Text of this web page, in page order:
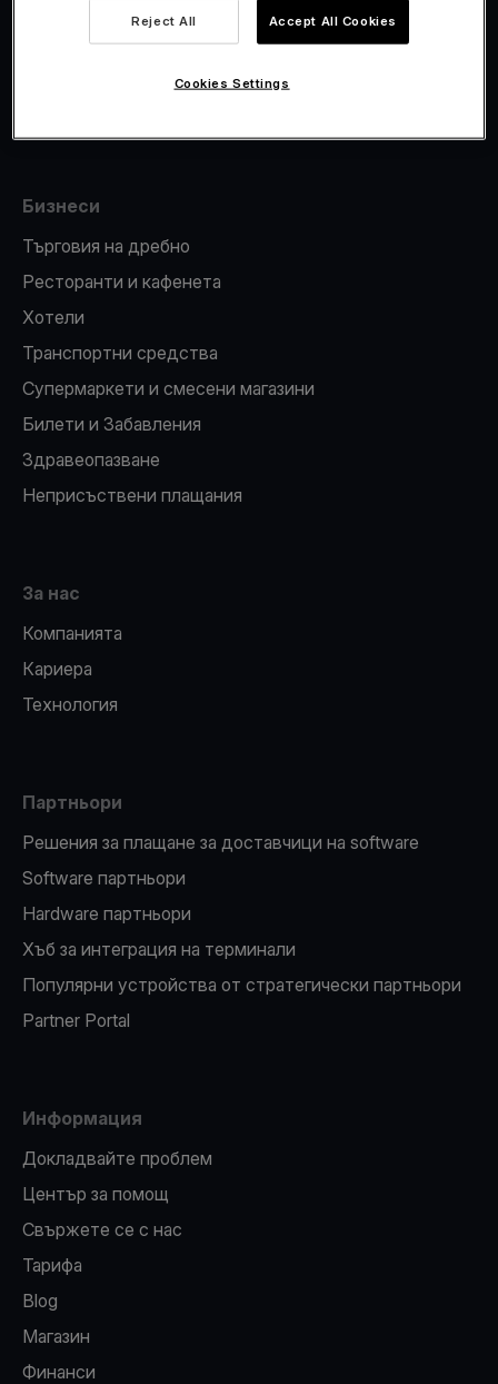
Фискализация
Бизнеси
Търговия на дребно
Ресторанти и кафенета
Хотели
Транспортни средства
Супермаркети и смесени магазини
Билети и Забавления
Здравеопазване
Неприсъствени плащания
За нас
Компанията
Кариера
Технология
Партньори
Решения за плащане за доставчици на software
Software партньори
Hardware партньори
Хъб за интеграция на терминали
Популярни устройства от стратегически партньори
Partner Portal
Информация
Докладвайте проблем
Център за помощ
Свържете се с нас
Тарифа
Blog
Магазин
Финанси
Reject All Accept All Cookies
Cookies Settings